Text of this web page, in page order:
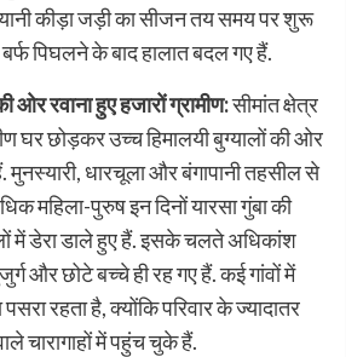
कीड़ा जड़ी का सीजन तय समय पर शुरू
बर्फ पिघलने के बाद हालात बदल गए हैं.
ओर रवाना हुए हजारों ग्रामीण:सीमांत क्षेत्र
घर छोड़कर उच्च हिमालयी बुग्यालों की ओर
मुनस्यारी, धारचूला और बंगापानी तहसील से
महिला-पुरुष इन दिनों यारसा गुंबा की
में डेरा डाले हुए हैं. इसके चलते अधिकांश
और छोटे बच्चे ही रह गए हैं. कई गांवों में
रहता है, क्योंकि परिवार के ज्यादातर
चारागाहों में पहुंच चुके हैं.